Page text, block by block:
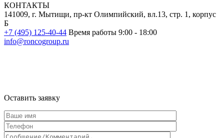
КОНТАКТЫ
141009, г. Мытищи, пр-кт Олимпийский, вл.13, стр. 1, корпус
Б
+7 (495) 125-40-44 Время работы 9:00 - 18:00
info@roncogroup.ru
Оставить заявку